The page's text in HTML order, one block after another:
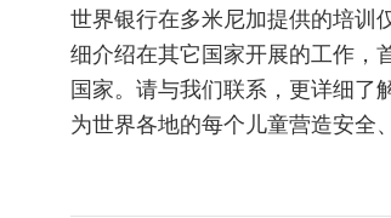
世界银行在多米尼加提供的培训
细介绍在其它国家开展的工作，
国家。请与我们联系，更详细了
为世界各地的每个儿童营造安全